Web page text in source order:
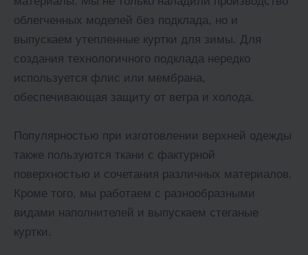
облегченных моделей без подклада, но и
выпускаем утепленные куртки для зимы. Для
создания технологичного подклада нередко
используется флис или мембрана,
обеспечивающая защиту от ветра и холода.
Популярностью при изготовлении верхней одежды
также пользуются ткани с фактурной
поверхностью и сочетания различных материалов.
Кроме того, мы работаем с разнообразными
видами наполнителей и выпускаем стеганые
куртки.